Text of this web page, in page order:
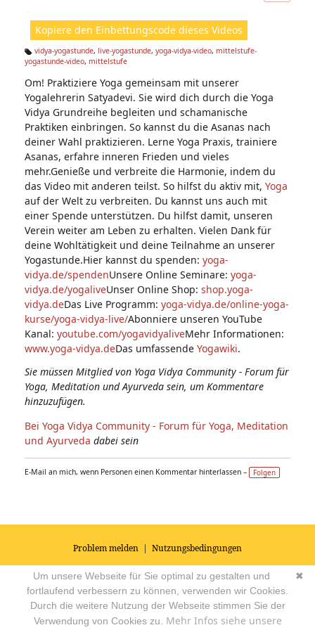
ic
Kopiere den Einbettungscode dieses Videos
Ta
s:
vidya-yogastunde, live-yogastunde, yoga-vidya-video, mittelstufe-
yogastunde-video, mittelstufe
Om! Praktiziere Yoga gemeinsam mit unserer
Yogalehrerin Satyadevi. Sie wird dich durch die Yoga
Vidya Grundreihe begleiten und schamanische
Praktiken einbringen. So kannst du die Asanas nach
deiner Wahl praktizieren. Lerne Yoga Praxis, trainiere
Asanas, erfahre inneren Frieden und vieles
mehr.Genieße und verbreite die Harmonie, indem du
das Video mit anderen teilst. So hilfst du aktiv mit, Yoga
auf der Welt zu verbreiten. Du kannst uns auch mit
einer Spende unterstützen. Du hilfst damit, unseren
Verein weiter am Leben zu erhalten. Vielen Dank für
deine Wohltätigkeit und deine Teilnahme an unserer
Yogastunde.Hier kannst du spenden: yoga-
vidya.de/spendenUnsere Online Seminare: yoga-
vidya.de/yogaliveUnser Online Shop: shop.yoga-
vidya.deDas Live Programm: yoga-vidya.de/online-yoga-
kurse/yoga-vidya-live/Abonniere unseren YouTube
Kanal: youtube.com/yogavidyaliveMehr Informationen:
www.yoga-vidya.deDas umfassende Yogawiki.
Sie müssen Mitglied von Yoga Vidya Community - Forum für
Yoga, Meditation und Ayurveda sein, um Kommentare
hinzuzufügen.
Bei Yoga Vidya Community - Forum für Yoga, Meditation
und Ayurveda dabei sein
E-Mail an mich, wenn Personen einen Kommentar hinterlassen – Folgen
Problem melden | Nutzungsbedingungen
© 2026Impressum|Datenschutz|AGB's| Yoga Vidya Community -
Forum für Yoga, Meditation und Ayurveda Powered by
✖
Um unsere Webseite für Sie optimal zu gestalten und
fortlaufend verbessern zu können, verwenden wir Cookies.
Durch die weitere Nutzung der Webseite stimmen Sie der
Verwendung von Cookies zu. Mehr Infos siehe unsere